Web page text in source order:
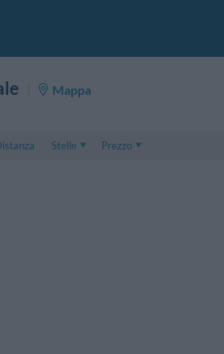
Mappa
Stelle
Prezzo